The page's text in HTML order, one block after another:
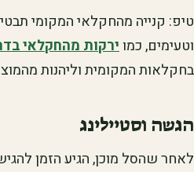
טיפ: קנייה מהחקלאי המקומי
וטעימים, כמוירקות מהחקלאי
בחקלאות המקומית וליהנות
הגשה וסטיילינג
לאחר שהסל מוכן, הגיע הזמן